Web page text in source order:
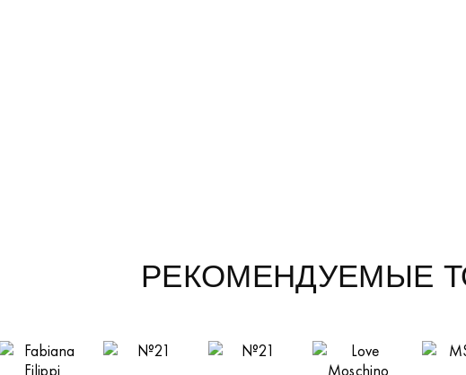
РЕКОМЕНДУЕМЫЕ